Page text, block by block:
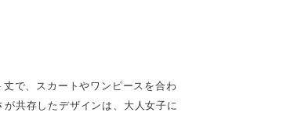
で、スカートやワンピースを合わ
共存したデザインは、大人女子に